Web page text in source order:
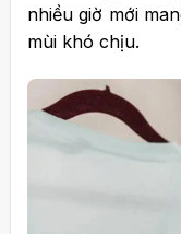
nhiều giờ mới
mùi khó chịu.